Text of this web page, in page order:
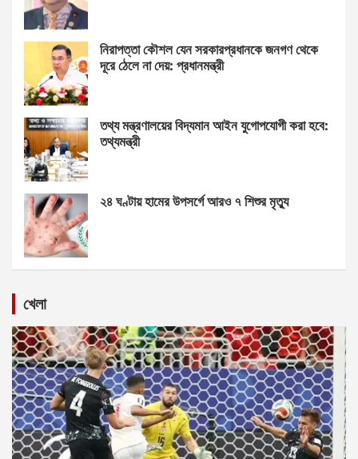
নিরাপত্তা কৌশল যেন সরকারপ্রধানকে জনগণ থেকে
দূরে ঠেলে না দেয়: প্রধানমন্ত্রী
তথ্য মন্ত্রণালয়ের বিদ্যমান আইন যুগোপযোগী করা হবে:
তথ্যমন্ত্রী
২৪ ঘণ্টায় হামের উপসর্গে আরও ৭ শিশুর মৃত্যু
খেলা